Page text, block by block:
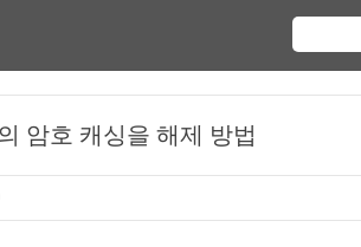
암호 캐싱을 해제 방법